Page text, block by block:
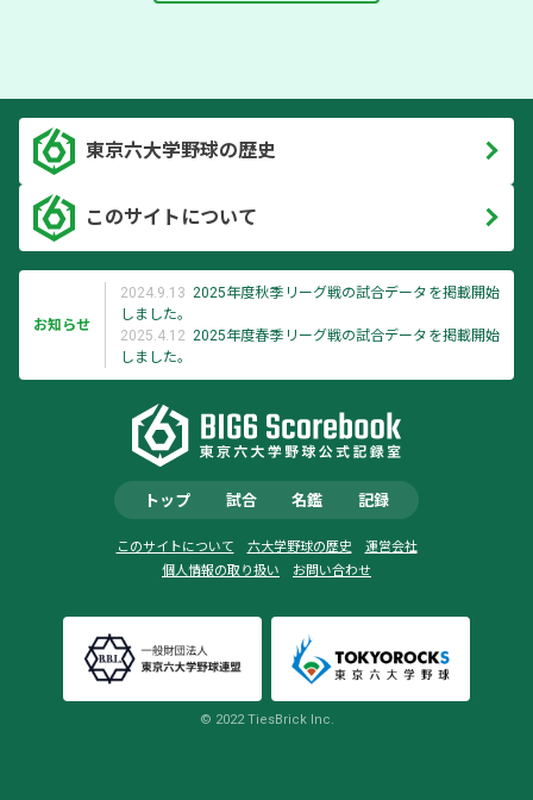
東京六大学野球の歴史
このサイトについて
お知らせ
2024.9.13 2025年度秋季リーグ戦の試合データを掲載開始
しました。
2025.4.12 2025年度春季リーグ戦の試合データを掲載開始
しました。
トップ 試合 名鑑 記録
このサイトについて 六大学野球の歴史
運営会社
個人情報の取り扱い
お問い合わせ
© 2022 TiesBrick Inc.